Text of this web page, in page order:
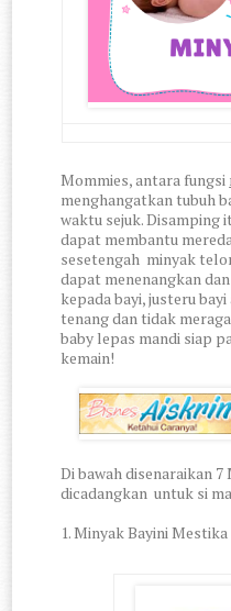
Mommies, antara fungsi
menghangatkan tubuh
waktu sejuk. Disamping
dapat membantu
sesetengah minyak
dapat menenangkan
kepada bayi, justeru
tenang dan tidak
baby lepas mandi siap
kemain!
Di bawah disenaraikan
dicadangkan untuk si
1. Minyak Bayini Mestika